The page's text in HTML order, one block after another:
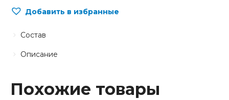
Добавить в избранные
Описание
Состав
Похожие товары